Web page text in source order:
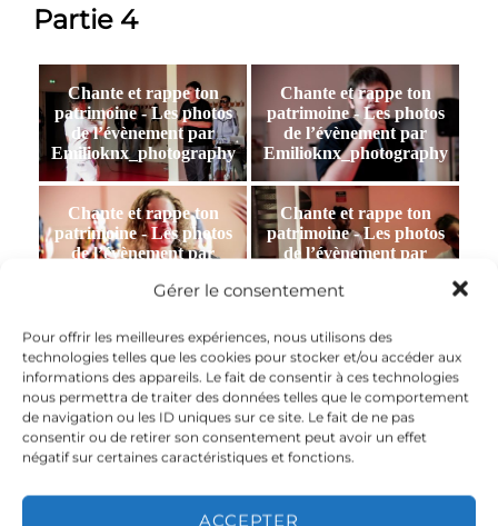
Gérer le consentement
Pour offrir les meilleures expériences, nous utilisons des
technologies telles que les cookies pour stocker et/ou accéder aux
informations des appareils. Le fait de consentir à ces technologies
nous permettra de traiter des données telles que le comportement
de navigation ou les ID uniques sur ce site. Le fait de ne pas
consentir ou de retirer son consentement peut avoir un effet
négatif sur certaines caractéristiques et fonctions.
ACCEPTER
Partie 4
Chante et rappe ton
patrimoine - Les photos
de l’évènement par
Emilioknx_photography
Chante et rappe ton
patrimoine - Les photos
de l’évènement par
Emilioknx_photography
Chante et rappe ton
patrimoine - Les photos
de l’évènement par
Chante et rappe ton
patrimoine - Les photos
de l’évènement par
Chante et rappe ton
patrimoine - Les photos
de l’évènement par
Emilioknx_photography
Chante et rappe ton
patrimoine - Les photos
de l’évènement par
Emilioknx_photography
Chante et rappe ton
de l’évènement par
Emilioknx_photography
Chante et rappe ton
de l’évènement par
Emilioknx_photography